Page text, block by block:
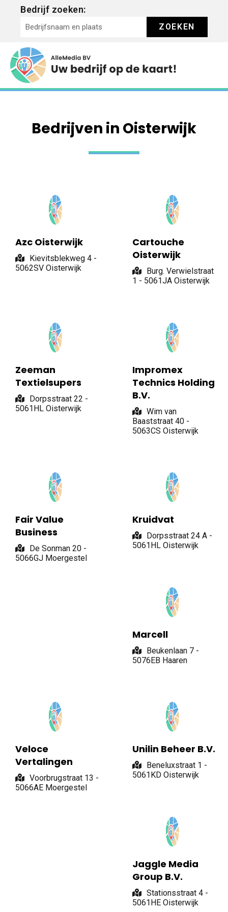
Bedrijf zoeken:
ZOEKEN
Bedrijven in Oisterwijk
Azc Oisterwijk
Kievitsblekweg 4 -
5062SV Oisterwijk
Cartouche
Oisterwijk
Burg. Verwielstraat
1 - 5061JA Oisterwijk
Zeeman
Textielsupers
Dorpsstraat 22 -
5061HL Oisterwijk
Impromex
Technics Holding
B.V.
Wim van
Baaststraat 40 -
5063CS Oisterwijk
Fair Value
Business
De Sonman 20 -
5066GJ Moergestel
Kruidvat
Dorpsstraat 24 A -
5061HL Oisterwijk
Marcell
Beukenlaan 7 -
5076EB Haaren
Veloce
Vertalingen
Voorbrugstraat 13 -
5066AE Moergestel
Unilin Beheer B.V.
Beneluxstraat 1 -
5061KD Oisterwijk
Jaggle Media
Group B.V.
Stationsstraat 4 -
5061HE Oisterwijk